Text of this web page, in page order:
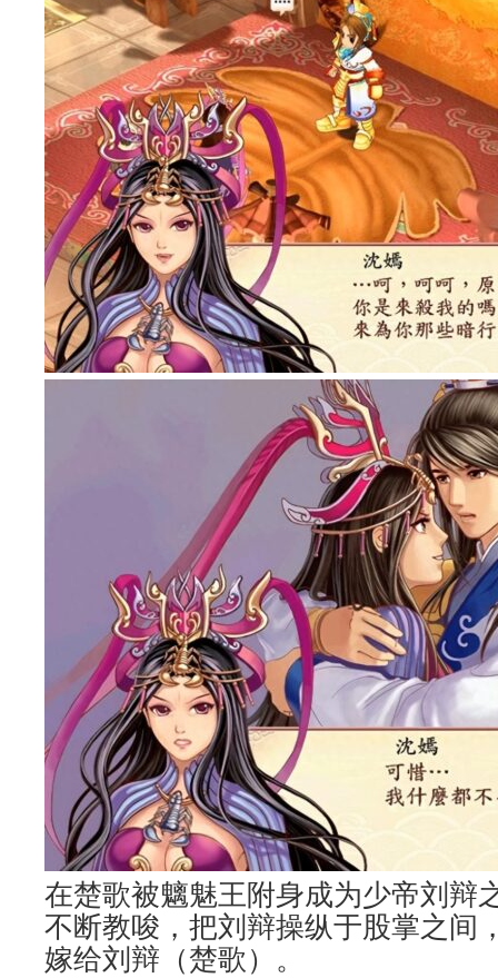
在楚歌被魑魅王附身成为少帝刘辩
不断教唆，把刘辩操纵于股掌之间
嫁给刘辩（楚歌）。